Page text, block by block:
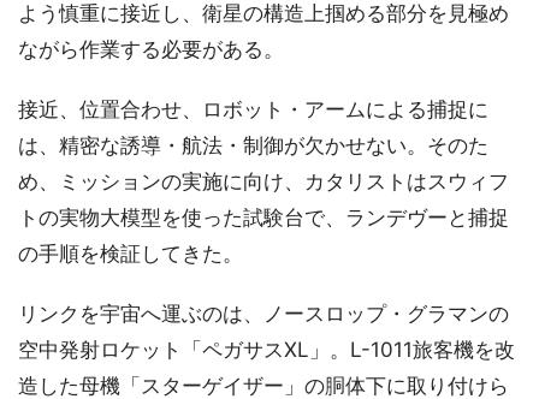
よう慎重に接近し、衛星の構造上掴める部分を見極め
ながら作業する必要がある。
接近、位置合わせ、ロボット・アームによる捕捉に
は、精密な誘導・航法・制御が欠かせない。そのた
め、ミッションの実施に向け、カタリストはスウィフ
トの実物大模型を使った試験台で、ランデヴーと捕捉
の手順を検証してきた。
リンクを宇宙へ運ぶのは、ノースロップ・グラマンの
空中発射ロケット「ペガサスXL」。L-1011旅客機を改
造した母機「スターゲイザー」の胴体下に取り付けら